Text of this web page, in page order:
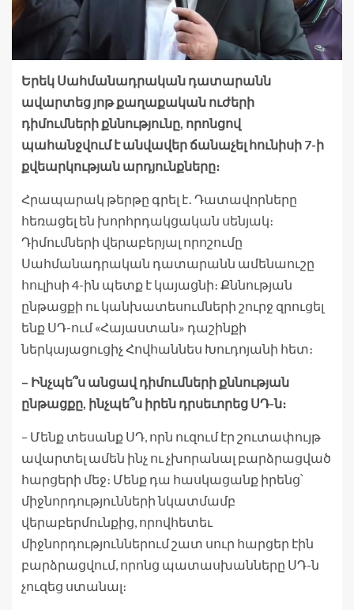
Երեկ Սահմանադրական դատարանն
ավարտեց յոթ քաղաքական ուժերի
դիմումների քննությունը, որոնցով
պահանջվում է անվավեր ճանաչել հունիսի 7-ի
քվեարկության արդյունքները։
Հրապարակ թերթը գրել է․ Դատավորները
հեռացել են խորհրդակցական սենյակ։
Դիմումների վերաբերյալ որոշումը
Սահմանադրական դատարանն ամենաուշը
հուլիսի 4-ին պետք է կայացնի։ Քննության
ընթացքի ու կանխատեսումների շուրջ զրուցել
ենք ՍԴ-ում «Հայաստան» դաշինքի
ներկայացուցիչ Հովհաննես Խուդոյանի հետ։
– Ինչպե՞ս անցավ դիմումների քննության
ընթացքը, ինչպե՞ս իրեն դրսեւորեց ՍԴ-ն։
– Մենք տեսանք ՍԴ, որն ուզում էր շուտափույթ
ավարտել ամեն ինչ ու չխորանալ բարձրացված
հարցերի մեջ։ Մենք դա հասկացանք իրենց՝
միջնորդությունների նկատմամբ
վերաբերմունքից, որովհետեւ
միջնորդություններում շատ սուր հարցեր էին
բարձրացվում, որոնց պատասխանները ՍԴ-ն
չուզեց ստանալ։